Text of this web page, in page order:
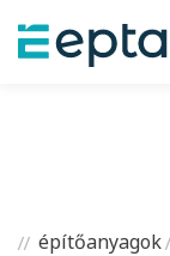
építőanyagok